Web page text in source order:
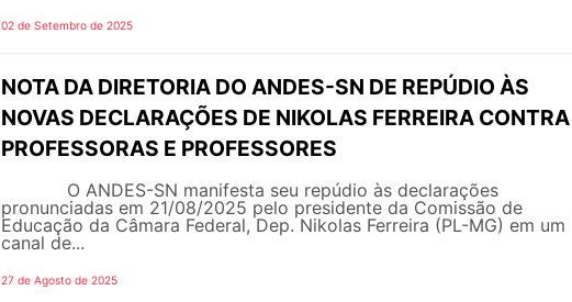
02 de Setembro de 2025
NOTA DA DIRETORIA DO ANDES-SN DE REPÚDIO ÀS
NOVAS DECLARAÇÕES DE NIKOLAS FERREIRA CONTRA
PROFESSORAS E PROFESSORES
O ANDES-SN manifesta seu repúdio às declarações
pronunciadas em 21/08/2025 pelo presidente da Comissão de
Educação da Câmara Federal, Dep. Nikolas Ferreira (PL-MG) em um
canal de...
27 de Agosto de 2025